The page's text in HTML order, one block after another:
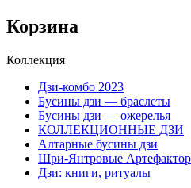
Корзина
Коллекция
Дзи-комбо 2023
Бусины дзи — браслеты
Бусины дзи — ожерелья
КОЛЛЕКЦИОННЫЕ ДЗИ
Алтарные бусины дзи
Шри-Янтровые
Дзи: книги, ритуалы